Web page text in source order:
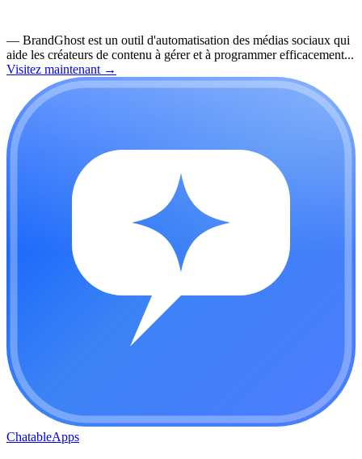
— BrandGhost est un outil d'automatisation des médias sociaux qui
aide les créateurs de contenu à gérer et à programmer efficacement...
Visitez maintenant →
ChatableApps